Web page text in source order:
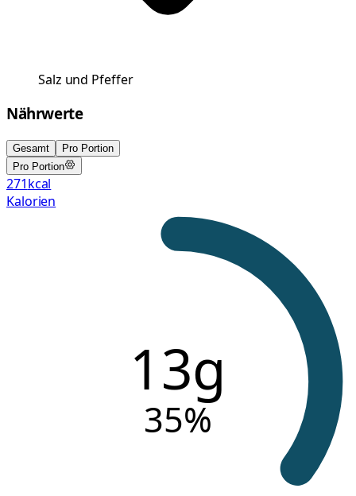
Salz und Pfeffer
Nährwerte
Gesamt
Pro Portion
Pro Portion
271kcal
Kalorien
13g
35%